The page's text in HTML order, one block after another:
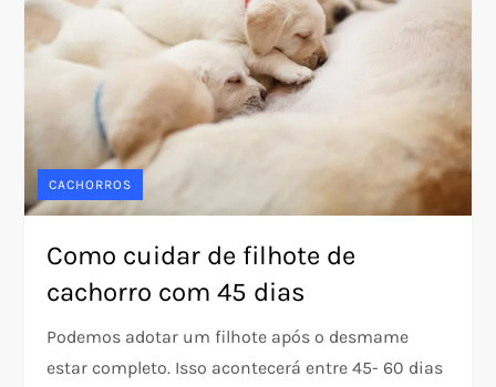
CACHORROS
Como cuidar de filhote de
cachorro com 45 dias
Podemos adotar um filhote após o desmame
estar completo. Isso acontecerá entre 45- 60 dias